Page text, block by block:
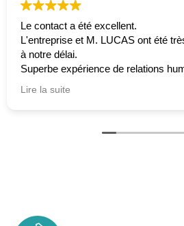
Le contact a été excellent.
L'entreprise et M. LUCAS ont été
à notre délai.
Superbe expérience de relations
Lire la suite